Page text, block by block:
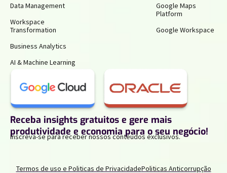
Data Management
Workspace
Transformation
Business Analytics
AI & Machine Learning
Google Maps
Platform
Google Workspace
Receba insights gratuitos e gere mais
produtividade e economia para o seu negócio!
Inscreva-se para receber nossos conteúdos exclusivos.
Termos de uso e Politicas de PrivacidadePoliticas Anticorrupção